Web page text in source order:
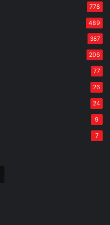
778
489
387
206
77
26
24
9
7